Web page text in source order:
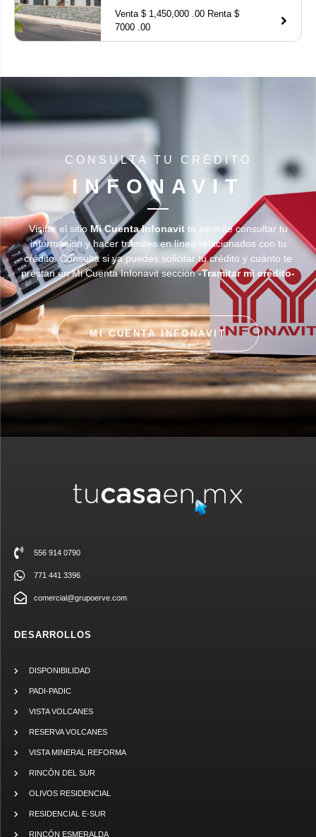
Venta $ 1,450,000 .00 Renta $
7000 .00
CONSULTA TU CRÉDITO
INFONAVIT
Visitar el sitioMi Cuenta Infonavitte permite consultar tu
información y hacer trámites en línea relacionados con tu
crédito. Consulta si ya puedes solicitar tu crédito y cuánto te
prestan en Mi Cuenta Infonavit sección-Tramitar mi crédito-
MI CUENTA INFONAVIT
556 914 0790
771 441 3396
comercial@grupoerve.com
DESARROLLOS
DISPONIBILIDAD
PADI-PADIC
VISTA VOLCANES
RESERVA VOLCANES
VISTA MINERAL REFORMA
RINCÓN DEL SUR
OLIVOS RESIDENCIAL
RESIDENCIAL E-SUR
RINCÓN ESMERALDA